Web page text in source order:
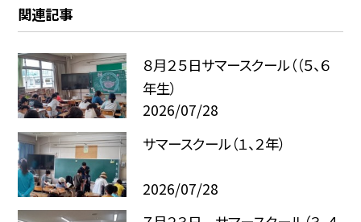
関連記事
８月２５日サマースクール（（５、６
年生）
2026/07/28
サマースクール（１、２年）
2026/07/28